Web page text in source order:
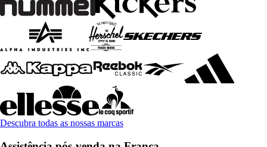
Descubra todas as nossas marcas